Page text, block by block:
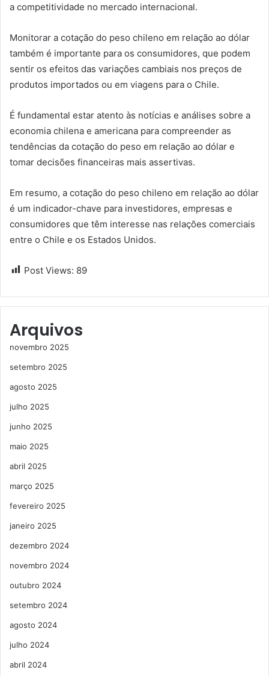
a competitividade no mercado internacional.
Monitorar a cotação do peso chileno em relação ao dólar
também é importante para os consumidores, que podem
sentir os efeitos das variações cambiais nos preços de
produtos importados ou em viagens para o Chile.
É fundamental estar atento às notícias e análises sobre a
economia chilena e americana para compreender as
tendências da cotação do peso em relação ao dólar e
tomar decisões financeiras mais assertivas.
Em resumo, a cotação do peso chileno em relação ao dólar
é um indicador-chave para investidores, empresas e
consumidores que têm interesse nas relações comerciais
entre o Chile e os Estados Unidos.
Post Views: 89
Arquivos
novembro 2025
setembro 2025
agosto 2025
julho 2025
junho 2025
maio 2025
abril 2025
março 2025
fevereiro 2025
janeiro 2025
dezembro 2024
novembro 2024
outubro 2024
setembro 2024
agosto 2024
julho 2024
abril 2024